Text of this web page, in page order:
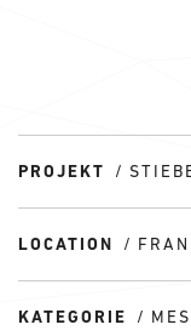
PROJEKT
LOCATION
KATEGORIE